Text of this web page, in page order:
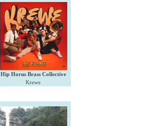
Hip Horns Brass Collective
Krewe